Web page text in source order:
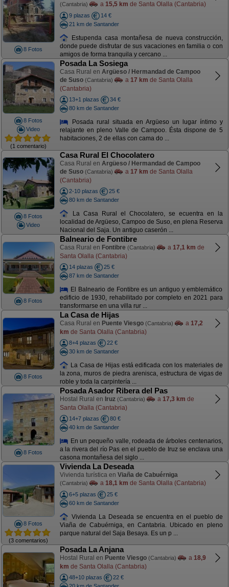
8 Fotos
(Cantabria) a 15,5 km de Santa Olalla (Cantabria)
9 plazas
14 €
21 km de Santander
Estupenda casa montañesa de nueva construcción,
donde puede disfrutar de sus vacaciones en familia o con
amigos de forma tranquila y cercano ...
8 Fotos
Video
(1 comentario)
Posada La Sosiega
Casa Rural en Argüeso / Hermandad de Campoo
de Suso (Cantabria) a 17 km de Santa Olalla
(Cantabria)
13+1 plazas
34 €
80 km de Santander
Posada rural situada en Argüeso un lugar íntimo y
relajante en pleno Valle de Campoo. Ésta dispone de 5
habitaciones, 2 de ellas con cama do ...
8 Fotos
Video
Casa Rural El Chocolatero
Casa Rural en Argüeso / Hermandad de Campoo
de Suso (Cantabria) a 17 km de Santa Olalla
(Cantabria)
2-10 plazas
25 €
80 km de Santander
La Casa Rural el Chocolatero, se ecuentra en la
localidad de Argüeso, Campoo de Suso, en plena Reserva
Nacional del Saja. Un antiguo caserón ...
8 Fotos
Balneario de Fontibre
Casa Rural en Fontibre (Cantabria) a 17,1 km de
Santa Olalla (Cantabria)
14 plazas
25 €
87 km de Santander
El Balneario de Fontibre es un antiguo y emblemático
edificio de 1930, rehabilitado por completo en 2021 para
transformarse en una villa rur ...
8 Fotos
La Casa de Hijas
Casa Rural en Puente Viesgo (Cantabria) a 17,2
km de Santa Olalla (Cantabria)
8+4 plazas
22 €
30 km de Santander
La Casa de Hijas está edificada con los materiales de
la zona, muros de piedra arenisca, estructura de vigas de
roble y toda la carpintería ...
8 Fotos
Posada Asador Ribera del Pas
Hostal Rural en Iruz (Cantabria) a 17,3 km de
Santa Olalla (Cantabria)
14+7 plazas
80 €
40 km de Santander
En un pequeño valle, rodeada de árboles centenarios,
a la rivera del río Pas en el pueblo de Iruz se enclava una
casona montañesa del siglo ...
8 Fotos
(3 comentarios)
Vivienda La Deseada
Vivienda turística en Viaña de Cabuérniga
(Cantabria) a 18,1 km de Santa Olalla (Cantabria)
6+5 plazas
25 €
60 km de Santander
Vivienda La Deseada se encuentra en el pueblo de
Viaña de Cabuérniga, en Cantabria. Ubicado en pleno
parque natural del Saja Besaya. Es un p ...
Posada La Anjana
Hostal Rural en Puente Viesgo (Cantabria) a 18,9
km de Santa Olalla (Cantabria)
48+10 plazas
22 €